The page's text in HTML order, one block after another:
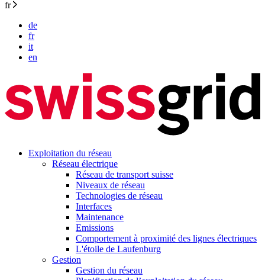
fr
de
fr
it
en
Exploitation du réseau
Réseau électrique
Réseau de transport suisse
Niveaux de réseau
Technologies de réseau
Interfaces
Maintenance
Emissions
Comportement à proximité des lignes électriques
L'étoile de Laufenburg
Gestion
Gestion du réseau